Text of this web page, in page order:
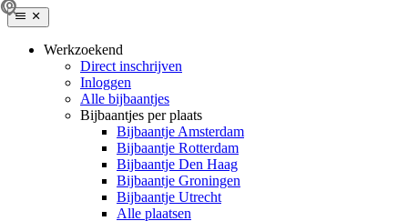
Werkzoekend
Direct inschrijven
Inloggen
Alle bijbaantjes
Bijbaantjes per plaats
Bijbaantje Amsterdam
Bijbaantje Rotterdam
Bijbaantje Den Haag
Bijbaantje Groningen
Bijbaantje Utrecht
Alle plaatsen